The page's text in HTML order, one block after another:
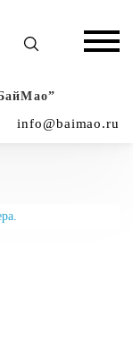
info@baimao.ru